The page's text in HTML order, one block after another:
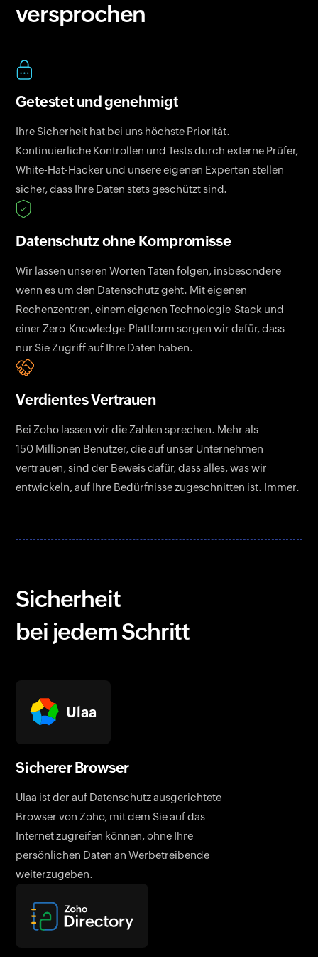
versprochen
Getestet und genehmigt
Ihre Sicherheit hat bei uns höchste Priorität.
Kontinuierliche Kontrollen und Tests durch externe Prüfer,
White-Hat-Hacker und unsere eigenen Experten stellen
sicher, dass Ihre Daten stets geschützt sind.
Datenschutz ohne Kompromisse
Wir lassen unseren Worten Taten folgen, insbesondere
wenn es um den Datenschutz geht. Mit eigenen
Rechenzentren, einem eigenen Technologie-Stack und
einer Zero-Knowledge-Plattform sorgen wir dafür, dass
nur Sie Zugriff auf Ihre Daten haben.
Verdientes Vertrauen
Bei Zoho lassen wir die Zahlen sprechen. Mehr als
150 Millionen Benutzer, die auf unser Unternehmen
vertrauen, sind der Beweis dafür, dass alles, was wir
entwickeln, auf Ihre Bedürfnisse zugeschnitten ist. Immer.
Sicherheit
bei jedem Schritt
Ulaa
Sicherer Browser
Ulaa ist der auf Datenschutz ausgerichtete
Browser von Zoho, mit dem Sie auf das
Internet zugreifen können, ohne Ihre
persönlichen Daten an Werbetreibende
weiterzugeben.